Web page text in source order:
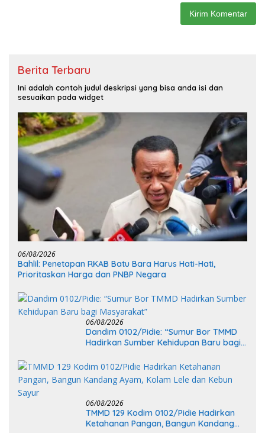
Berita Terbaru
Ini adalah contoh judul deskripsi yang bisa anda isi dan
sesuaikan pada widget
06/08/2026
Bahlil: Penetapan RKAB Batu Bara Harus Hati-Hati,
Prioritaskan Harga dan PNBP Negara
06/08/2026
Dandim 0102/Pidie: “Sumur Bor TMMD
Hadirkan Sumber Kehidupan Baru bagi
06/08/2026
TMMD 129 Kodim 0102/Pidie Hadirkan
Ketahanan Pangan, Bangun Kandang